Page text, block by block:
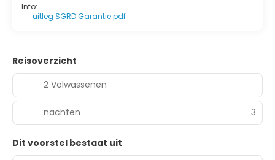
Info:
uitleg SGRD Garantie.pdf
Reisoverzicht
2 Volwassenen
nachten 3
Dit voorstel bestaat uit